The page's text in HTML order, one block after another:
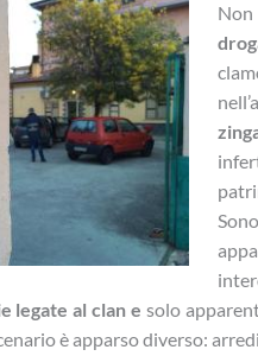
legate al clan e solo
è apparso diverso: